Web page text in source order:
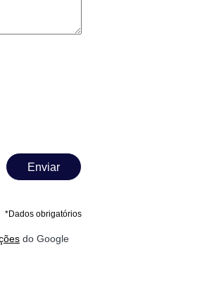
Enviar
*Dados obrigatórios
do Google